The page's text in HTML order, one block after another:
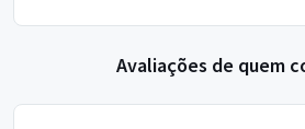
Avaliações de quem